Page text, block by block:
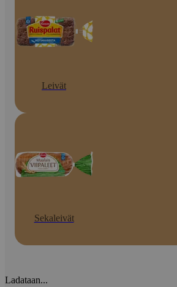
Leivät
Sekaleivät
Ladataan...